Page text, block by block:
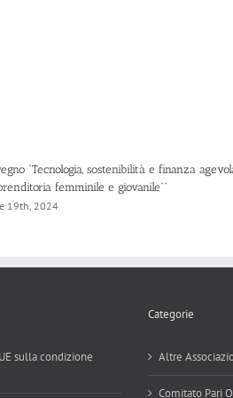
“Tecnologia, sostenibilità e finanza
femminile e giovanile””
19th, 2024
sulla condizione
Categorie
Altre
Comitato Pari